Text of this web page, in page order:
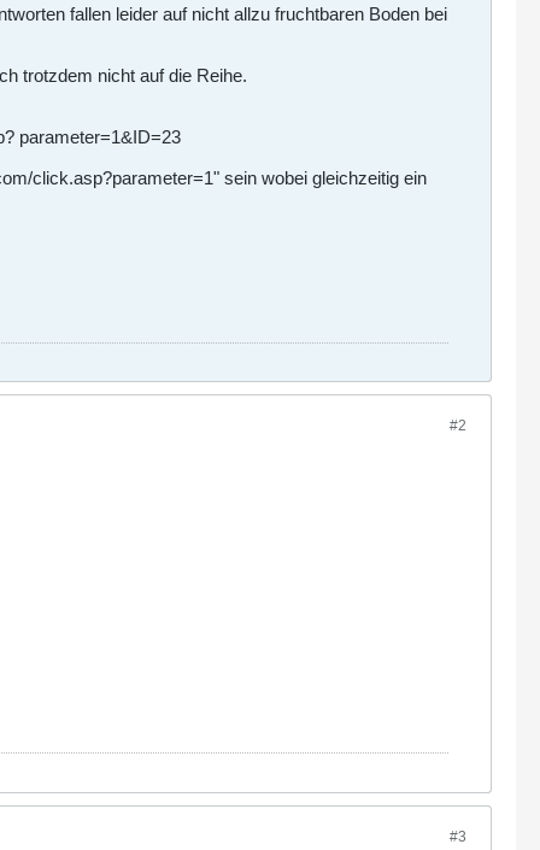
fallen leider auf nicht allzu fruchtbaren Boden bei
trotzdem nicht auf die Reihe.
parameter=1&ID=23
click.asp?parameter=1" sein wobei gleichzeitig ein
#2
#3